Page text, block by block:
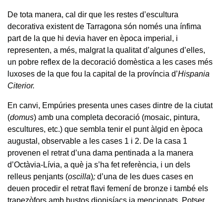
De tota manera, cal dir que les restes d’escultura
decorativa existent de Tarragona són només una ínfima
part de la que hi devia haver en època imperial, i
representen, a més, malgrat la qualitat d’algunes d’elles,
un pobre reflex de la decoració domèstica a les cases més
luxoses de la que fou la capital de la província d’Hispania
Citerior.
En canvi, Empúries presenta unes cases dintre de la ciutat
(domus) amb una completa decoració (mosaic, pintura,
escultures, etc.) que sembla tenir el punt àlgid en època
augustal, observable a les cases 1 i 2. De la casa 1
provenen el retrat d’una dama pentinada a la manera
d’Octàvia-Lívia, a què ja s’ha fet referència, i un dels
relleus penjants (oscilla); d’una de les dues cases en
deuen procedir el retrat flavi femení de bronze i també els
trapezòfors amb bustos dionisíacs ja mencionats. Potser